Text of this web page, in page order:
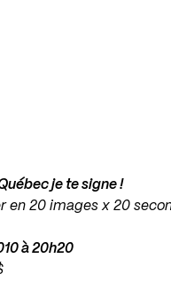
je te signe !
en 20 images x 20
à 20h20